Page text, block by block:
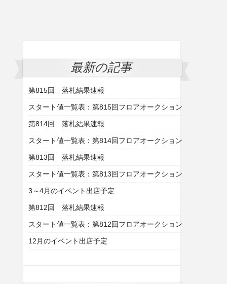
最新の記事
第815回 落札結果速報
スタート値一覧表：第815回フロアオークション
第814回 落札結果速報
スタート値一覧表：第814回フロアオークション
第813回 落札結果速報
スタート値一覧表：第813回フロアオークション
3～4月のイベント出店予定
第812回 落札結果速報
スタート値一覧表：第812回フロアオークション
12月のイベント出店予定